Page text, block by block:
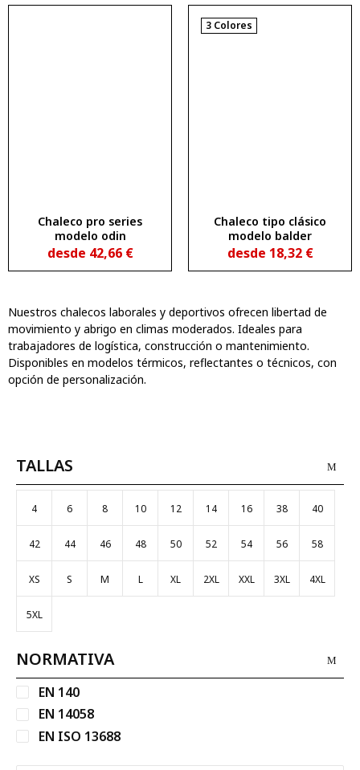
TALLAS
4 6 8 10 12 14 16 38 40
42 44 46 48 50 52 54 56 58
XS S M L XL 2XL XXL 3XL 4XL
5XL
NORMATIVA
EN 140
EN 14058
EN ISO 13688
Chaleco pro series
modelo odin
desde 42,66 €
3 Colores
Chaleco tipo clásico
modelo balder
desde 18,32 €
Nuestros chalecos laborales y deportivos ofrecen libertad de
movimiento y abrigo en climas moderados. Ideales para
trabajadores de logística, construcción o mantenimiento.
Disponibles en modelos térmicos, reflectantes o técnicos, con
opción de personalización.